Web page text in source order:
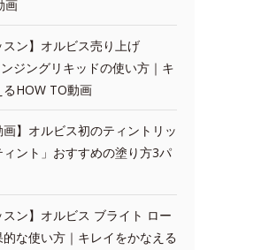
画
スン】オルビス売り上げ
ジングリキッドの使い方｜キ
るHOW TO動画
画】オルビス初のティントリッ
ント」おすすめの塗り方3パ
スン】オルビス ブライト ロー
な使い方｜キレイをかなえる